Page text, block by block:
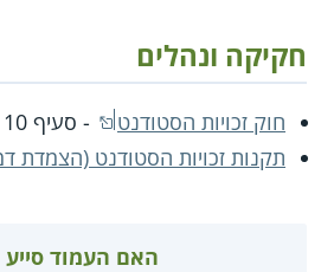
חקיקה ונהלים
חוק זכויות הסטודנט
- סעיף 10
תקנות זכויות הסטודנט (הצמדת
האם העמוד